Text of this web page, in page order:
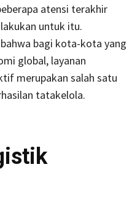
atensi terakhir
untuk itu.
bagi kota-kota yang
global, layanan
merupakan salah satu
tatakelola.